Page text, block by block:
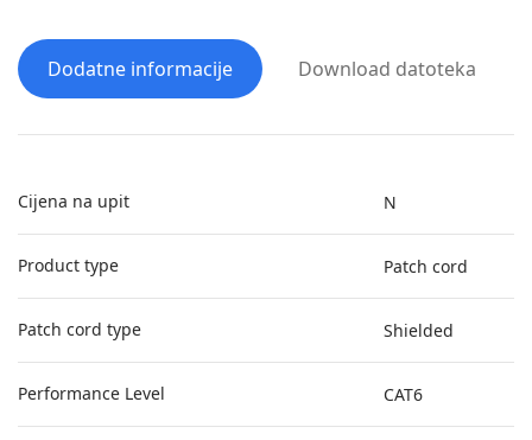
Dodatne informacije Download datoteka
Cijena na upit N
Product type Patch cord
Patch cord type Shielded
Performance Level CAT6